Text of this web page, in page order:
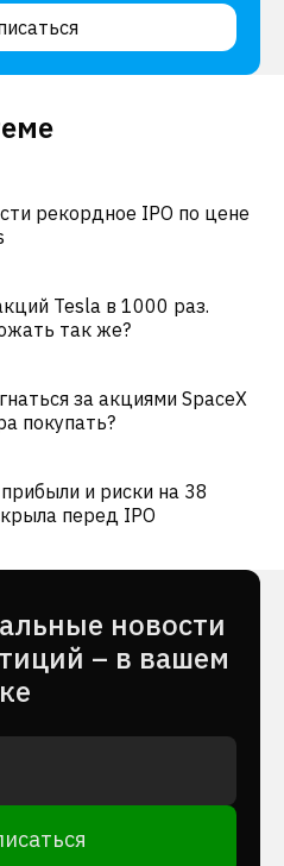
рекордное IPO по цене
Tesla в 1000 раз.
так же?
за акциями SpaceX
покупать?
и риски на 38
перед IPO
новости
– в вашем